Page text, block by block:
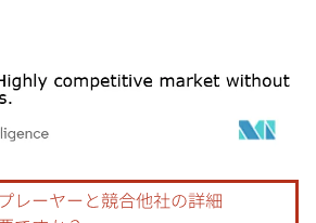
再利用にはCC BY 4.0の表示が必要です。